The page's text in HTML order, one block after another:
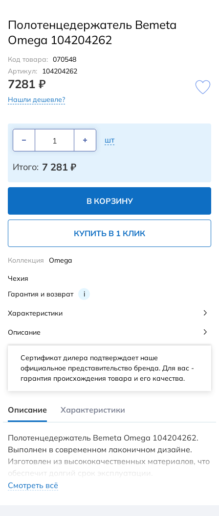
Полотенцедержатель Bemeta
Omega 104204262
Код товара: 070548
Артикул:
104204262
7281 ₽
Нашли дешевле?
шт
Итого: 7 281 ₽
В КОРЗИНУ
КУПИТЬ В 1 КЛИК
Гарантия и возврат i
Коллекция Omega
Чехия
Характеристики
Описание
Сертификат дилера подтверждает наше
официальное представительство бренда. Для вас -
гарантия происхождения товара и его качества.
Описание Характеристики
Полотенцедержатель Bemeta Omega 104204262.
Выполнен в современном лаконичном дизайне.
Изготовлен из высококачественных материалов, что
обеспечит долгий срок эксплуатации.
Характеристики: Материал: латунь. Цвет: хром.
Смотреть всё